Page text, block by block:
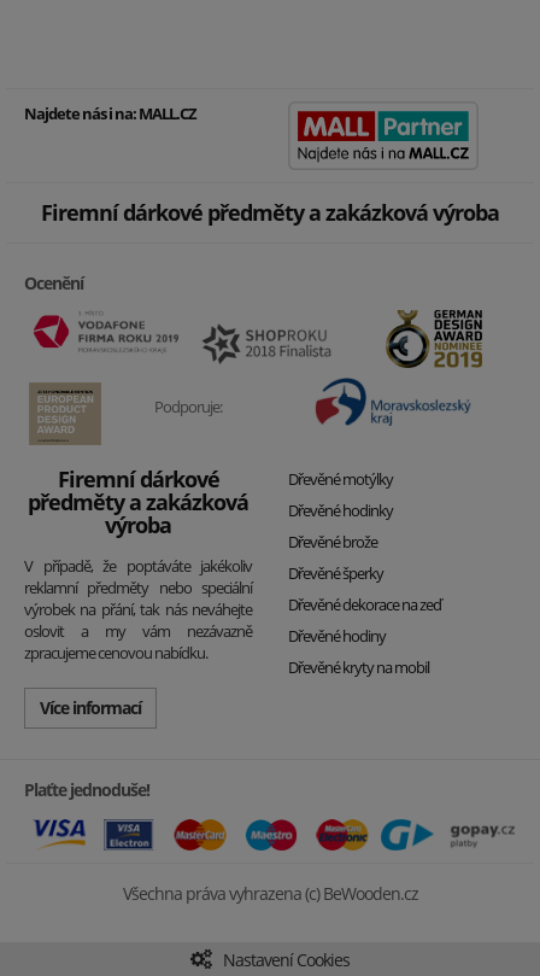
Najdete nás i na:MALL.CZ
Firemní dárkové předměty a zakázková výroba
Ocenění
Podporuje:
Firemní dárkové
předměty a zakázková
výroba
V případě, že poptáváte jakékoliv
reklamní předměty nebo speciální
výrobek na přání, tak nás neváhejte
oslovit a my vám nezávazně
zpracujeme cenovou nabídku.
Více informací
Dřevěné motýlky
Dřevěné hodinky
Dřevěné brože
Dřevěné šperky
Dřevěné dekorace na zeď
Dřevěné hodiny
Dřevěné kryty na mobil
Plaťte jednoduše!
Všechna práva vyhrazena (c) BeWooden.cz
Nastavení Cookies